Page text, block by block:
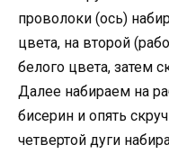
проволоки (ось)
цвета, на второй
белого цвета, затем
Далее набираем на
бисерин и опять
четвертой дуги